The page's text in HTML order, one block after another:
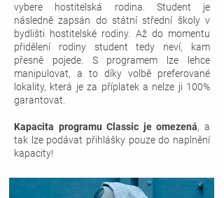
vybere hostitelská rodina. Student je
následně zapsán do státní střední školy v
bydlišti hostitelské rodiny. Až do momentu
přidělení rodiny student tedy neví, kam
přesně pojede. S programem lze lehce
manipulovat, a to díky volbě preferované
lokality, která je za příplatek a nelze ji 100%
garantovat.
Kapacita programu Classic je omezená, a
tak lze podávat přihlášky pouze do naplnění
kapacity!